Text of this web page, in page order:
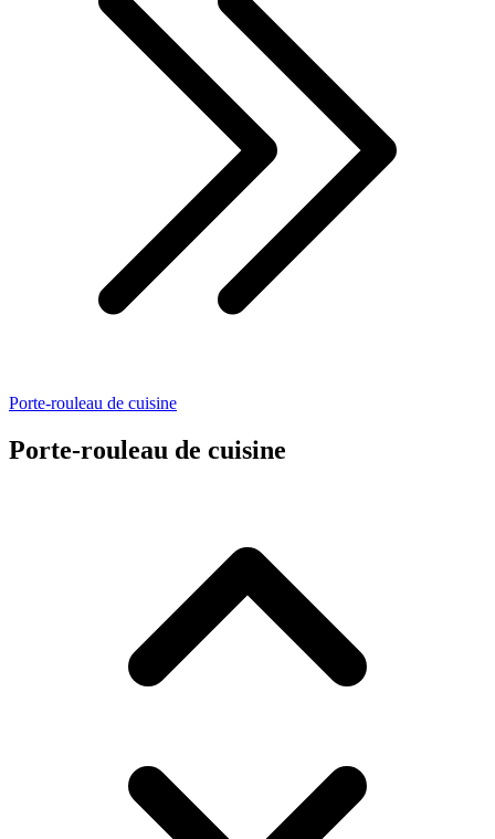
Porte-rouleau de cuisine
Porte-rouleau de cuisine